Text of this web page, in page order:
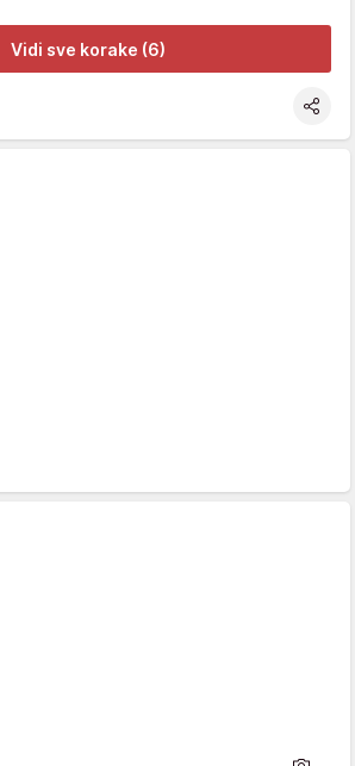
Vidi sve korake (6)